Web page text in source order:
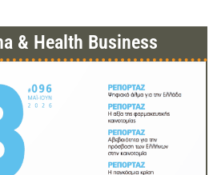
& Health Business